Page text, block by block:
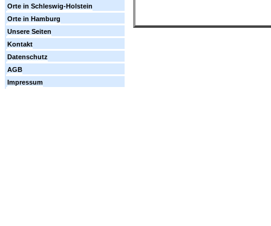
Orte in Schleswig-Holstein
Orte in Hamburg
Unsere Seiten
Kontakt
Datenschutz
AGB
Impressum